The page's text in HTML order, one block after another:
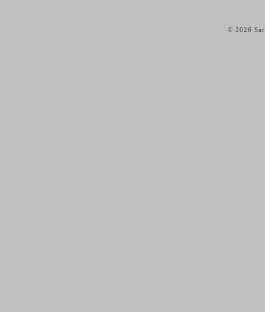
© 2026